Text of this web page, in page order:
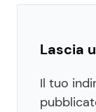
Lascia
Il tuo